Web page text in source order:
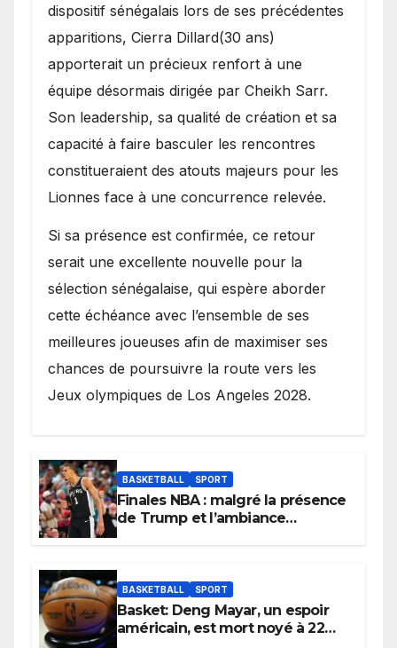
dispositif sénégalais lors de ses précédentes
apparitions, Cierra Dillard(30 ans)
apporterait un précieux renfort à une
équipe désormais dirigée par Cheikh Sarr.
Son leadership, sa qualité de création et sa
capacité à faire basculer les rencontres
constitueraient des atouts majeurs pour les
Lionnes face à une concurrence relevée.
Si sa présence est confirmée, ce retour
serait une excellente nouvelle pour la
sélection sénégalaise, qui espère aborder
cette échéance avec l’ensemble de ses
meilleures joueuses afin de maximiser ses
chances de poursuivre la route vers les
Jeux olympiques de Los Angeles 2028.
BASKETBALL SPORT
Finales NBA : malgré la présence
de Trump et l’ambiance
BASKETBALL SPORT
Basket: Deng Mayar, un espoir
américain, est mort noyé à 22